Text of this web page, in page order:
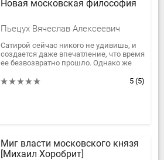
Новая московская философия
Пьецух Вячеслав Алексеевич
Сатирой сейчас никого не удивишь, и
создается даже впечатление, что время
ее безвозвратно прошло. Однако же
которой автор даже не...
5 (5)
Миг власти московского князя
[Михаил Хоробрит]